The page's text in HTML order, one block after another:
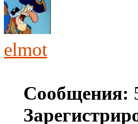
elmot
Сообщения: